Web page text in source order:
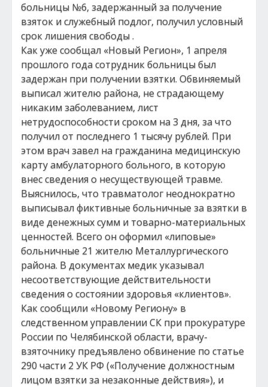
больницы №6, задержанный за получение
взяток и служебный подлог, получил условный
срок лишения свободы .
Как уже сообщал «Новый Регион», 1 апреля
прошлого года сотрудник больницы был
задержан при получении взятки. Обвиняемый
выписал жителю района, не страдающему
никаким заболеванием, лист
нетрудоспособности сроком на 3 дня, за что
получил от последнего 1 тысячу рублей. При
этом врач завел на гражданина медицинскую
карту амбулаторного больного, в которую
внес сведения о несуществующей травме.
Выяснилось, что травматолог неоднократно
выписывал фиктивные больничные за взятки в
виде денежных сумм и товарно-материальных
ценностей. Всего он оформил «липовые»
больничные 21 жителю Металлургического
района. В документах медик указывал
несоответствующие действительности
сведения о состоянии здоровья «клиентов».
Как сообщили «Новому Региону» в
следственном управлении СК при прокуратуре
России по Челябинской области, врачу-
взяточнику предъявлено обвинение по статье
290 части 2 УК РФ («Получение должностным
лицом взятки за незаконные действия»), и